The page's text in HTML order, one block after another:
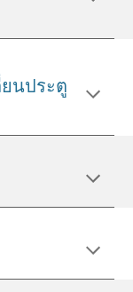
ยนประตู